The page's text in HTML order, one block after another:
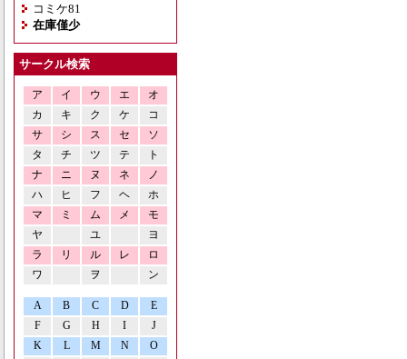
コミケ81
在庫僅少
サークル検索
ア イ ウ エ
オ
カ
キ ク ケ
コ
サ
シ ス セ
ソ
タ
チ ツ テ
ト
ナ
ニ ヌ ネ
ノ
ハ
ヒ フ ヘ
ホ
マ
ミ ム メ
モ
ヤ
ユ
ヨ
ラ
リ ル レ
ロ
ワ
ヲ ン
A B C D
E
F
G H I
J
K
L M N O